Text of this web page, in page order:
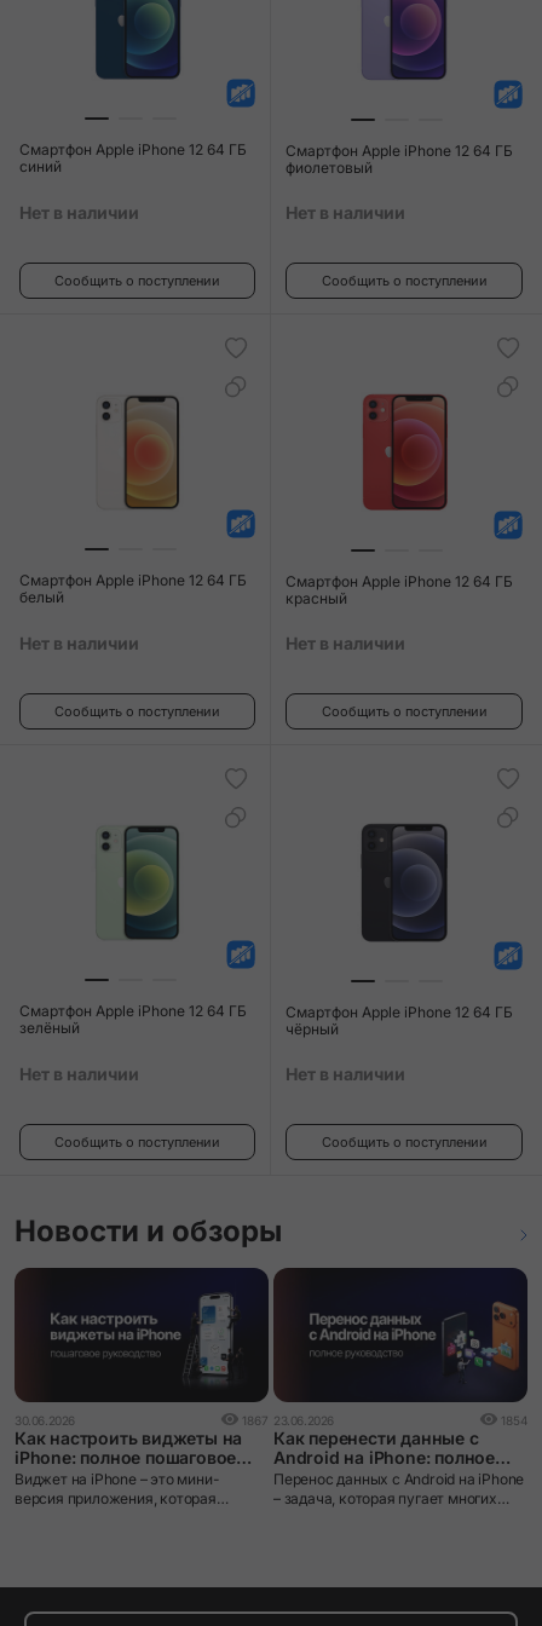
Смартфон Apple iPhone 12 64 ГБ
синий
Нет в наличии
Сообщить о поступлении
Смартфон Apple iPhone 12 64 ГБ
фиолетовый
Нет в наличии
Сообщить о поступлении
Смартфон Apple iPhone 12 64 ГБ
белый
Нет в наличии
Сообщить о поступлении
Смартфон Apple iPhone 12 64 ГБ
красный
Нет в наличии
Сообщить о поступлении
Смартфон Apple iPhone 12 64 ГБ
зелёный
Нет в наличии
Сообщить о поступлении
Смартфон Apple iPhone 12 64 ГБ
чёрный
Нет в наличии
Сообщить о поступлении
Новости и обзоры
30.06.2026 1867
Как настроить виджеты на
iPhone: полное пошаговое
руководство
Виджет на iPhone – это мини-
версия приложения, которая
23.06.2026 1854
Как перенести данные с
Android на iPhone: полное
руководство
Перенос данных с Android на iPhone
– задача, которая пугает многих
магазины приложений. Без